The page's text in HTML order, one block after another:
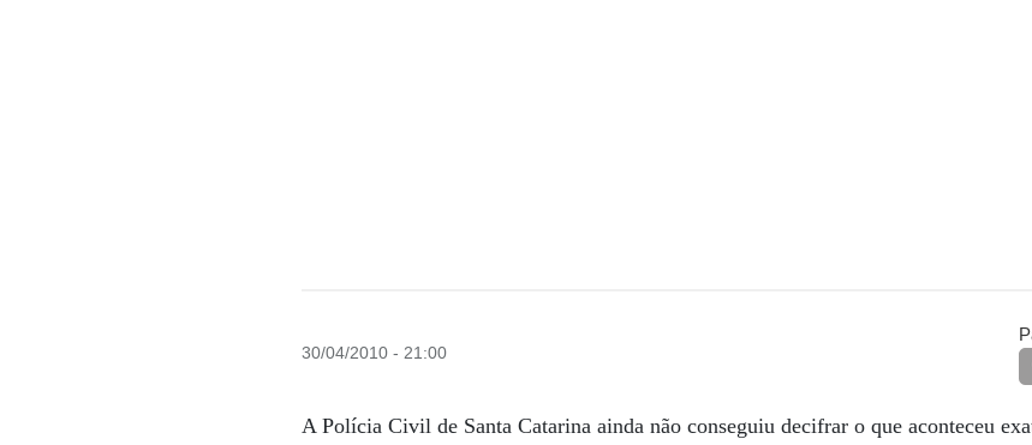
30/04/2010 - 21:00
A Polícia Civil de Santa Catarina ainda não conseguiu decifrar o que aconteceu